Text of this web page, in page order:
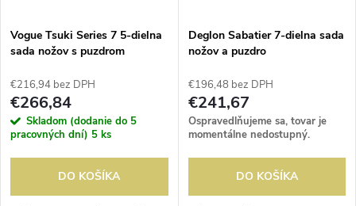
Vogue Tsuki Series 7 5-dielna
sada nožov s puzdrom
€216,94 bez DPH
€266,84
Skladom (dodanie do 5
pracovných dní) 5 ks
DO KOŠÍKA
Deglon Sabatier 7-dielna sada
nožov a puzdro
€196,48 bez DPH
€241,67
Ospravedlňujeme sa, tovar je
momentálne nedostupný.
DO KOŠÍKA